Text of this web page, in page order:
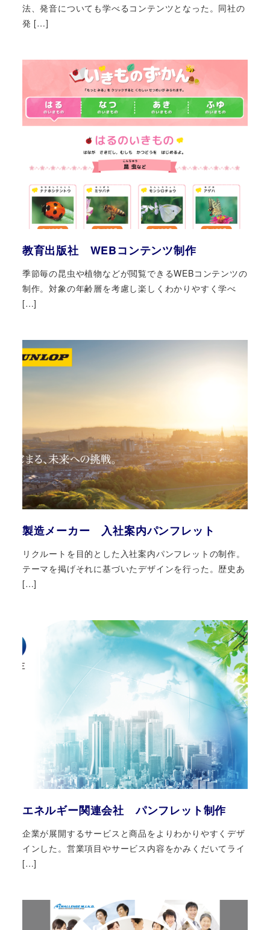
法、発音についても学べるコンテンツとなった。同社の
発 […]
教育出版社 WEBコンテンツ制作
季節毎の昆虫や植物などが閲覧できるWEBコンテンツの
制作。対象の年齢層を考慮し楽しくわかりやすく学べ
[…]
製造メーカー 入社案内パンフレット
リクルートを目的とした入社案内パンフレットの制作。
テーマを掲げそれに基づいたデザインを行った。歴史あ
[…]
エネルギー関連会社 パンフレット制作
企業が展開するサービスと商品をよりわかりやすくデザ
インした。営業項目やサービス内容をかみくだいてライ
[…]